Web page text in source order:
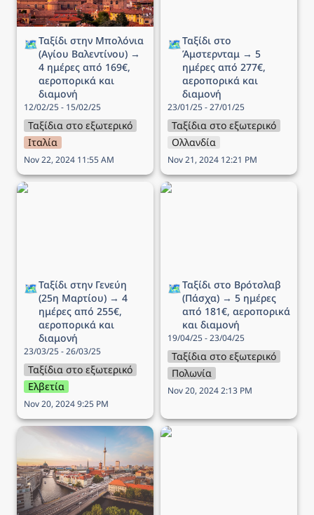
🗺️Ταξίδι στην Μπολόνια
(Αγίου Βαλεντίνου) →
4 ημέρες από 169€,
αεροπορικά και
διαμονή
12/02/25 - 15/02/25
Ταξίδια στο εξωτερικό
Ιταλία
Nov 22, 2024 11:55 AM
🗺️Ταξίδι στο
Άμστερνταμ → 5
ημέρες από 277€,
αεροπορικά και
διαμονή
23/01/25 - 27/01/25
Ταξίδια στο εξωτερικό
Ολλανδία
Nov 21, 2024 12:21 PM
Ταξίδι στην Γενεύη (25η
🗺️Ταξίδι στην Γενεύη
(25η Μαρτίου) → 4
ημέρες από 255€,
αεροπορικά και
διαμονή
23/03/25 - 26/03/25
Ταξίδια στο εξωτερικό
Ελβετία
Nov 20, 2024 9:25 PM
Ταξίδι στο Βρότσλαβ
🗺️Ταξίδι στο Βρότσλαβ
(Πάσχα) → 5 ημέρες
από 181€, αεροπορικά
και διαμονή
19/04/25 - 23/04/25
Ταξίδια στο εξωτερικό
Πολωνία
Nov 20, 2024 2:13 PM
Ταξίδι στο Βερολίνο → 4
ημέρες από 211€,
αεροπορικά και διαμονή
Ταξίδι στην Λισαβόνα → 4